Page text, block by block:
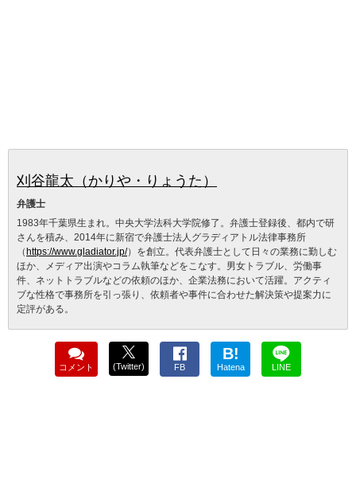
刈谷龍太（かりや・りょうた）
弁護士
1983年千葉県生まれ。中央大学法科大学院修了。弁護士登録後、都内で研
さんを積み、2014年に新宿で弁護士法人グラディアトル法律事務所
（ https://www.gladiator.jp/）を創立。代表弁護士として日々の業務に勤しむ
ほか、メディア出演やコラム執筆などをこなす。男女トラブル、労働事
件、ネットトラブルなどの依頼のほか、企業法務において活躍。アクティ
ブな性格で事務所を引っ張り、依頼者や事件に合わせた解決策や提案力に
定評がある。
コメント (Twitter) FB
B!
Hatena LINE